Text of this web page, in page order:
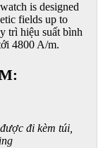
is designed
fields up to
trì hiệu suất bình
4800 A/m.
được đi kèm túi,